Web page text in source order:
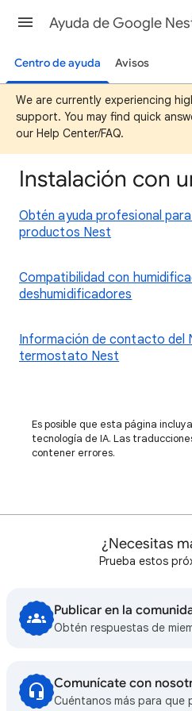
Ayuda de Google
Centro de ayuda Avisos
We are currently experiencing
support. You may find quick
our Help Center/FAQ.
Instalación con
Obtén ayuda profesional
productos Nest
Compatibilidad con
deshumidificadores
Información de contacto del
termostato Nest
Es posible que esta página
tecnología de IA. Las
contener errores.
¿Necesitas
Prueba estos
Publicar en la
Obtén respuestas de
Comunícate con
Cuéntanos más para que